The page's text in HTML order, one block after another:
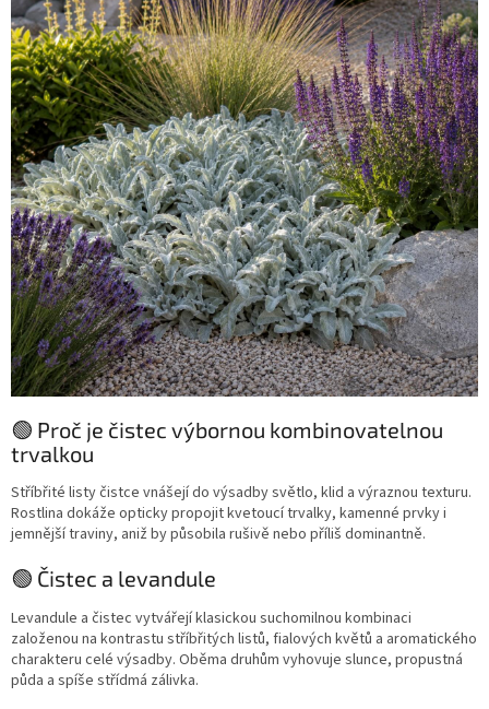
🟢 Proč je čistec výbornou kombinovatelnou
trvalkou
Stříbřité listy čistce vnášejí do výsadby světlo, klid a výraznou texturu.
Rostlina dokáže opticky propojit kvetoucí trvalky, kamenné prvky i
jemnější traviny, aniž by působila rušivě nebo příliš dominantně.
🟢 Čistec a levandule
Levandule a čistec vytvářejí klasickou suchomilnou kombinaci
založenou na kontrastu stříbřitých listů, fialových květů a aromatického
charakteru celé výsadby. Oběma druhům vyhovuje slunce, propustná
půda a spíše střídmá zálivka.